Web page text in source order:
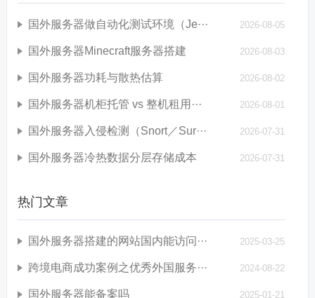
国外服务器做自动化测试环境（Je··· 2026-08-05
国外服务器Minecraft服务器搭建 2026-08-03
国外服务器功耗与散热估算 2026-08-02
国外服务器机柜托管 vs 整机租用··· 2026-08-01
国外服务器入侵检测（Snort／Sur··· 2026-07-31
国外服务器冷热数据分层存储成本 2026-07-31
热门文章
国外服务器搭建的网站国内能访问··· 2025-03-25
跨境电商成功案例之优秀外国服务··· 2024-08-22
国外服务器能备案吗 2025-01-21